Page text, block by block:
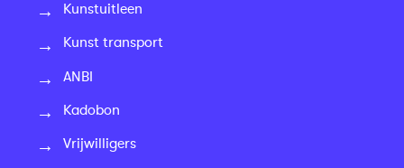
Kunstuitleen
Kunst transport
ANBI
Kadobon
Vrijwilligers